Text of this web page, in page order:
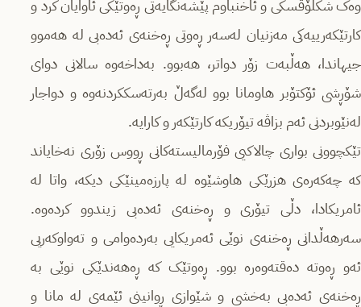
وەک شکلۆڤسکی و ئاخنباوم پێشەنگایەتی ڕەوتێکی ئاوایان کرد و
کارتێکەرییەکی مەزنیان لەسەر ڕەوتی ڕەخنەی ئەدەبی لە هەموو
جیهاندا، هەڵبەت زۆر دواتر، هەبوو. بەداخەوە سالانی دوای
شۆڕشی ئۆکتۆبر هاومانا بوو لەگەڵ بەرتەسککردنەوە و دواجار
لەنێوبردنی ئەم بزاڤە تیۆریکە کارتێکەر و کارایە.
تێکچوونی بواری چالاکیی فۆرمالیستەکانی ڕووس زۆری نەخایاند
کە چەکەرەی هزرێکی هاوشێوە لە پارزەمینێکی دیکە، واتا لە
ئامریکادا، دڵی تیۆری و ڕەخنەی ئەدەبی زیندوو کردەوە.
سەرهەڵدانی ڕەخنەی نوێی ئەمریکایی بەردەوامی و تەواوکەریی
ئەو ڕەوتە دەقتەوەرە بوو. ڕەوتێک کە ڕەهەندێکی نوێی بە
ڕەخنەی ئەدەبی بەخشی و شێوازی ڕوانینی ئێمەی لە مانا و